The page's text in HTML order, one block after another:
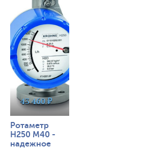
43 460 ₽
Ротаметр
H250 M40 -
надежное